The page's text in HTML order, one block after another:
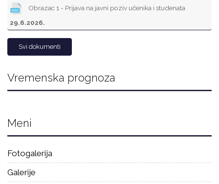
Obrazac 1 - Prijava na javni poziv učenika i studenata
29.6.2026.
Svi dokumenti
Vremenska prognoza
Meni
Fotogalerija
Galerije